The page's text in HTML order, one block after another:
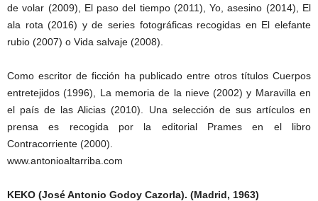
de volar (2009), El paso del tiempo (2011), Yo, asesino (2014), El
ala rota (2016) y de series fotográficas recogidas en El elefante
rubio (2007) o Vida salvaje (2008).
Como escritor de ficción ha publicado entre otros títulos Cuerpos
entretejidos (1996), La memoria de la nieve (2002) y Maravilla en
el país de las Alicias (2010). Una selección de sus artículos en
prensa es recogida por la editorial Prames en el libro
Contracorriente (2000).
www.antonioaltarriba.com
KEKO (José Antonio Godoy Cazorla). (Madrid, 1963)